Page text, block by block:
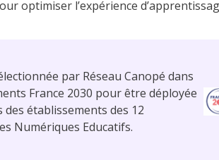
optimiser l’expérience
par Réseau Canopé dans
France 2030 pour être déployée
établissements des 12
Numériques Educatifs.